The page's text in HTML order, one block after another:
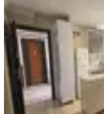
2+0
·60 m² ·
YENİ ROTA İNŞAAT EMLAK
Ara